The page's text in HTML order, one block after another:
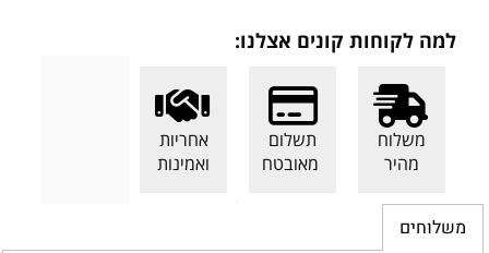
למה לקוחות קונים אצלנו:
משלוח
מהיר
תשלום
מאובטח
אחריות
ואמינות
משלוחים